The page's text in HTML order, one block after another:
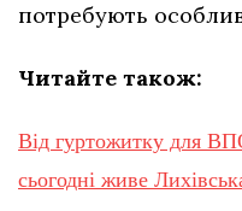
потребують
Читайте також:
Від гуртожитку для
сьогодні живе